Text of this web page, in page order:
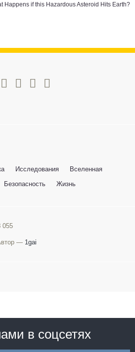
Happens if this Hazardous Asteroid Hits Earth?
4 5
Исследования
Вселенная
Безопасность Жизнь
055
— 1gai
в соцсетях